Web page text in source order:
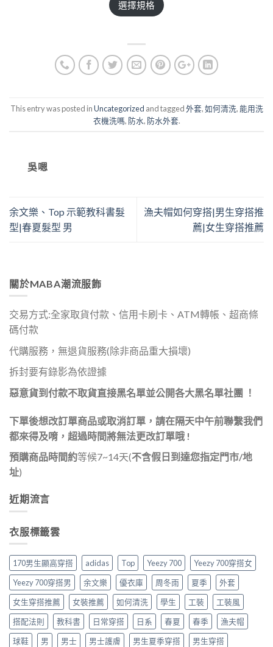
選擇規格
This entry was posted inUncategorized and tagged外套,如何清洗, 能用洗
衣機洗嗎, 防水, 防水外套.
吳嗯
余文樂、Top 示範教科書髮
型|春夏髮型 男
漁夫帽如何穿搭|男生穿搭推
薦|女生穿搭推薦
關於MABA潮流服飾
交易方式:全家取貨付款、信用卡刷卡、ATM轉帳、超商條
碼付款
代購服務，無退貨服務(除非商品重大損壞)
拆封要有錄影為依證據
惡意貨到付款不取貨直接黑名單並公開各大黑名單社團 ！
下單後想改訂單商品或取消訂單，請在隔天中午前聯繫我們
都來得及唷，超過時間將無法更改訂單哦 !
預購商品時間約等候7~14天(不含假日到達您指定門市/地
址)
近期流言
衣服標籤雲
170男生顯高穿搭 adidas Top Yeezy 700
Yeezy 700穿搭女
Yeezy 700穿搭男
余文樂 優衣庫 周冬雨 夏季
外套
女生穿搭推薦
女裝推薦 如何清洗 學生 工裝
工裝風
搭配法則
教科書 日常穿搭 日系 春夏 春季
漁夫帽
球鞋
男 男士 男士護膚 男生夏季穿搭
男生穿搭